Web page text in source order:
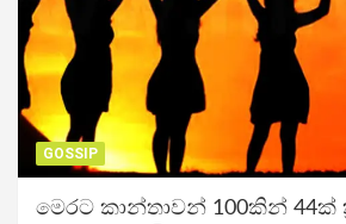
GOSSIP
මෙරට කාන්තාවන් 100කින් 44ක්